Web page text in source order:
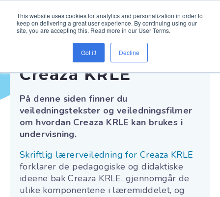
This website uses cookies for analytics and personalization in order to
keep on delivering a great user experience. By continuing using our
site, you are accepting this. Read more in our User Terms.
Got it! Decline
Creaza KRLE
På denne siden finner du
veiledningstekster og veiledningsfilmer
om hvordan Creaza KRLE kan brukes i
undervisning.
Skriftlig lærerveiledning for Creaza KRLE
forklarer de pedagogiske og didaktiske
ideene bak Creaza KRLE, gjennomgår de
ulike komponentene i læremiddelet, og